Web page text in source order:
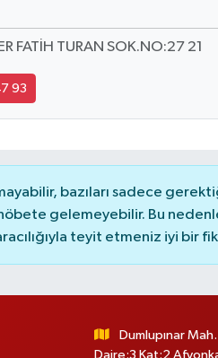
FATİH TURAN SOK.NO:27 21
93
bazıları sadece
gelemeyebilir. Bu
teyit etmeniz iyi bir
Dumlupınar
Daire:3 Kat:2